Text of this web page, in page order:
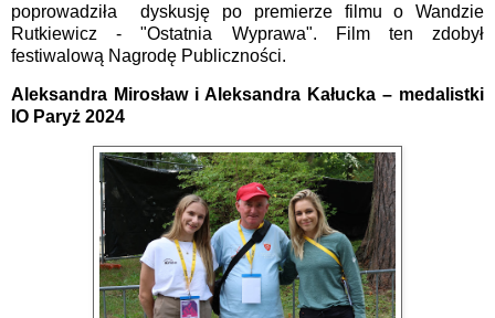
poprowadziła dyskusję po premierze filmu o Wandzie
Rutkiewicz - "Ostatnia Wyprawa". Film ten zdobył
festiwalową Nagrodę Publiczności.
Aleksandra Mirosław i Aleksandra Kałucka – medalistki
IO Paryż 2024